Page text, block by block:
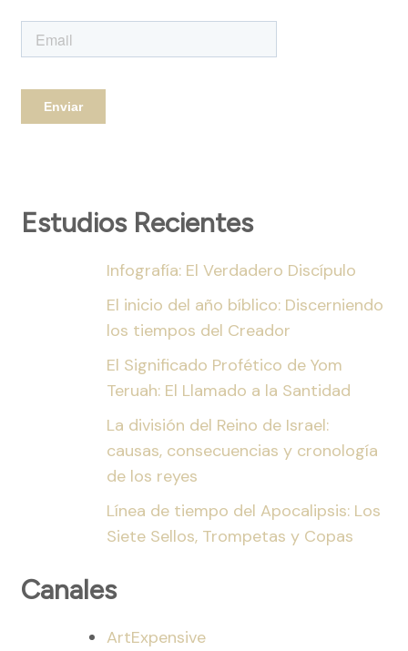
Estudios Recientes
Infografía: El Verdadero Discípulo
El inicio del año bíblico: Discerniendo
los tiempos del Creador
El Significado Profético de Yom
Teruah: El Llamado a la Santidad
La división del Reino de Israel:
causas, consecuencias y cronología
de los reyes
Línea de tiempo del Apocalipsis: Los
Siete Sellos, Trompetas y Copas
Canales
ArtExpensive